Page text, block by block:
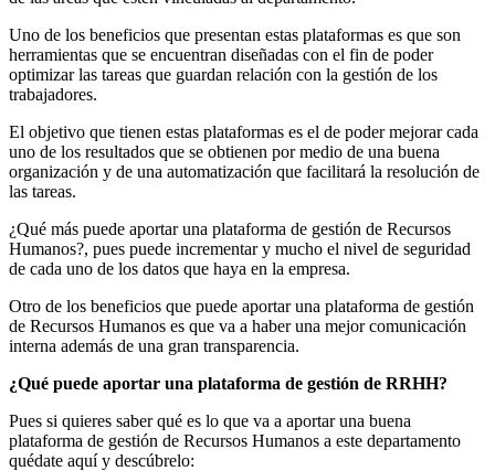
Uno de los beneficios que presentan estas plataformas es que son
herramientas que se encuentran diseñadas con el fin de poder
optimizar las tareas que guardan relación con la gestión de los
trabajadores.
El objetivo que tienen estas plataformas es el de poder mejorar cada
uno de los resultados que se obtienen por medio de una buena
organización y de una automatización que facilitará la resolución de
las tareas.
¿Qué más puede aportar una plataforma de gestión de Recursos
Humanos?, pues puede incrementar y mucho el nivel de seguridad
de cada uno de los datos que haya en la empresa.
Otro de los beneficios que puede aportar una plataforma de gestión
de Recursos Humanos es que va a haber una mejor comunicación
interna además de una gran transparencia.
¿Qué puede aportar una plataforma de gestión de RRHH?
Pues si quieres saber qué es lo que va a aportar una buena
plataforma de gestión de Recursos Humanos a este departamento
quédate aquí y descúbrelo: